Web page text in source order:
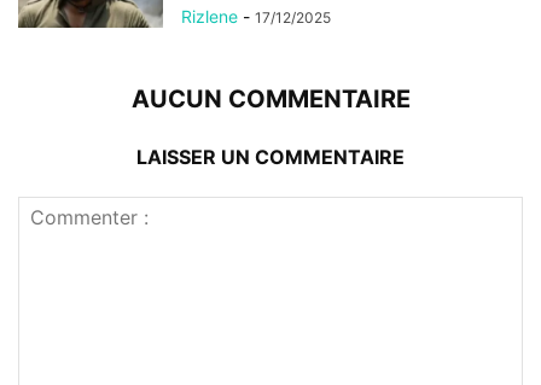
Rizlene - 17/12/2025
AUCUN COMMENTAIRE
LAISSER UN COMMENTAIRE